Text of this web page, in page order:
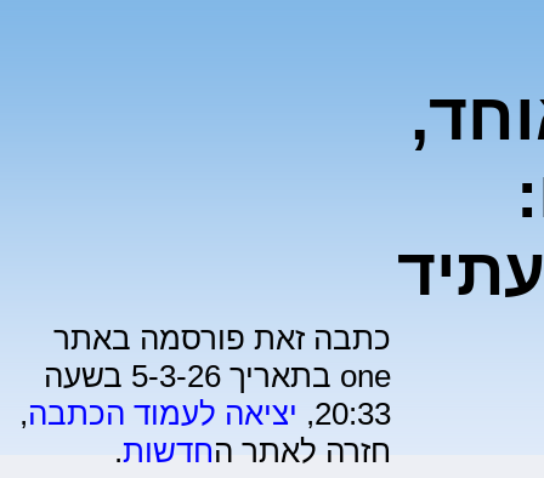
כתבה זאת פורסמה באתר
one בתאריך 5-3-26 בשעה
20:33, יציאה לעמוד הכתבה,
חזרה לאתר החדשות.